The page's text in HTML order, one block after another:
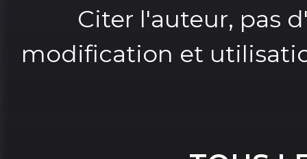
Citer l'auteur, pas
modification et